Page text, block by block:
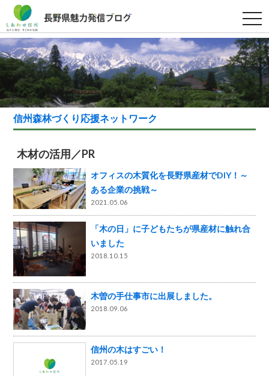
t
o
g
g
l
e
n
a
v
g
i
信州森林づくり応援ネットワーク
木材の活用／PR
オフィスの木質化を長野県産材でDIY！～
ある企業の挑戦～
2021.05.06
「木の日」に子どもたちが県産材に触れ合
いました
2018.10.15
木曽の手仕事市に出展しました。
2018.09.06
信州の木はすごい！
2017.05.19